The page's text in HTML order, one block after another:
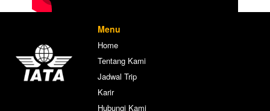
Menu
Home
Tentang Kami
Jadwal Trip
Karir
Hubungi Kami